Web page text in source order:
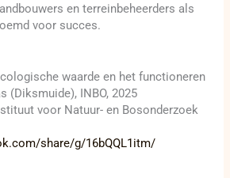
en terreinbeheerders als
voor succes.
waarde en het functioneren
(Diksmuide), INBO, 2025
voor Natuur- en Bosonderzoek
share/g/16bQQL1itm/